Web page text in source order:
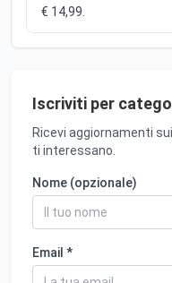
€ 14,99.
Iscriviti per
Ricevi aggiornamenti
ti interessano.
Nome (opzionale)
Email *